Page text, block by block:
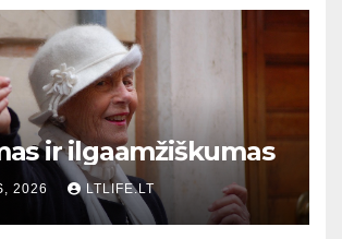
ir ilgaamžiškumas
2026 LTLIFE.LT